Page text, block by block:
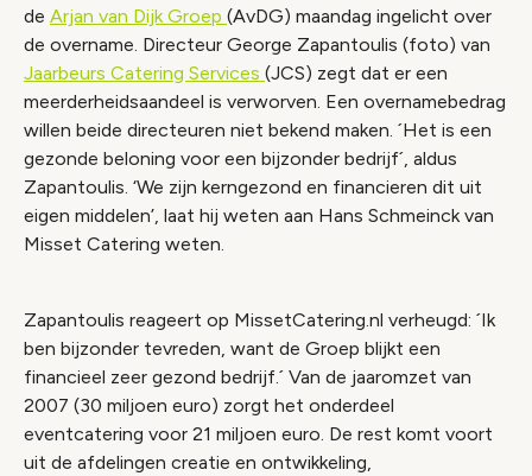
de Arjan van Dijk Groep (AvDG) maandag ingelicht over
de overname. Directeur George Zapantoulis (foto) van
Jaarbeurs Catering Services (JCS) zegt dat er een
meerderheidsaandeel is verworven. Een overnamebedrag
willen beide directeuren niet bekend maken. ´Het is een
gezonde beloning voor een bijzonder bedrijf´, aldus
Zapantoulis. ‘We zijn kerngezond en financieren dit uit
eigen middelen’, laat hij weten aan Hans Schmeinck van
Misset Catering weten.
Zapantoulis reageert op MissetCatering.nl verheugd: ´Ik
ben bijzonder tevreden, want de Groep blijkt een
financieel zeer gezond bedrijf.´ Van de jaaromzet van
2007 (30 miljoen euro) zorgt het onderdeel
eventcatering voor 21 miljoen euro. De rest komt voort
uit de afdelingen creatie en ontwikkeling,